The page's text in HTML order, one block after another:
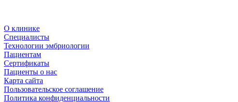
О клинике
Специалисты
Технологии эмбриологии
Пациентам
Сертификаты
Пациенты о нас
Карта сайта
Пользовательское соглашение
Политика конфиденциальности